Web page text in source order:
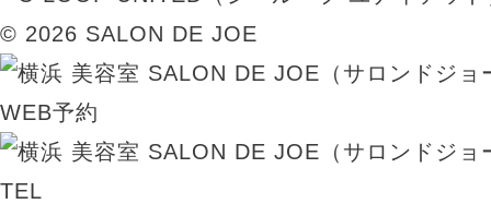
© 2026 SALON DE JOE
WEB予約
TEL